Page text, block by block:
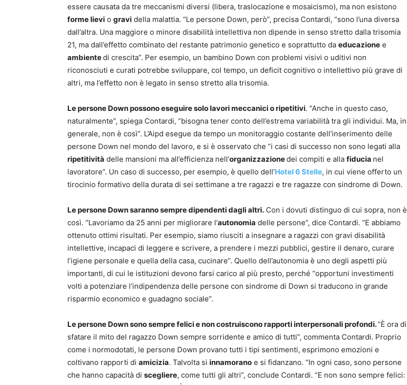
essere causata da tre meccanismi diversi (libera, traslocazione e mosaicismo), ma non esistono
forme lievi o gravi della malattia. “Le persone Down, però”, precisa Contardi, “sono l’una diversa
dall’altra. Una maggiore o minore disabilità intellettiva non dipende in senso stretto dalla trisomia
21, ma dall’effetto combinato del restante patrimonio genetico e soprattutto da educazione e
ambientedi crescita”. Per esempio, un bambino Down con problemi visivi o uditivi non
riconosciuti e curati potrebbe sviluppare, col tempo, un deficit cognitivo o intellettivo più grave di
altri, ma l’effetto non è legato in senso stretto alla trisomia.
Le persone Down possono eseguire solo lavori meccanici o ripetitivi. “Anche in questo caso,
naturalmente”, spiega Contardi, “bisogna tener conto dell’estrema variabilità tra gli individui. Ma, in
generale, non è così”. L’Aipd esegue da tempo un monitoraggio costante dell’inserimento delle
persone Down nel mondo del lavoro, e si è osservato che “i casi di successo non sono legati alla
ripetitività delle mansioni ma all’efficienza nell’organizzazionedei compiti e alla fiducia nel
lavoratore”. Un caso di successo, per esempio, è quello dell’Hotel 6 Stelle, in cui viene offerto un
tirocinio formativo della durata di sei settimane a tre ragazzi e tre ragazze con sindrome di Down.
Le persone Down saranno sempre dipendenti dagli altri. Con i dovuti distinguo di cui sopra, non è
così. “Lavoriamo da 25 anni per migliorare l’autonomia delle persone”, dice Contardi. “E abbiamo
ottenuto ottimi risultati. Per esempio, siamo riusciti a insegnare a ragazzi con gravi disabilità
intellettive, incapaci di leggere e scrivere, a prendere i mezzi pubblici, gestire il denaro, curare
l’igiene personale e quella della casa, cucinare”. Quello dell’autonomia è uno degli aspetti più
importanti, di cui le istituzioni devono farsi carico al più presto, perché “opportuni investimenti
volti a potenziare l’indipendenza delle persone con sindrome di Down si traducono in grande
risparmio economico e guadagno sociale”.
Le persone Down sono sempre felici e non costruiscono rapporti interpersonali profondi.“È ora di
sfatare il mito del ragazzo Down sempre sorridente e amico di tutti”, commenta Contardi. Proprio
come i normodotati, le persone Down provano tutti i tipi sentimenti, esprimono emozioni e
coltivano rapporti di amicizia. Talvolta si innamorano e si fidanzano. “In ogni caso, sono persone
che hanno capacità di scegliere, come tutti gli altri”, conclude Contardi. “E non sono sempre felici: